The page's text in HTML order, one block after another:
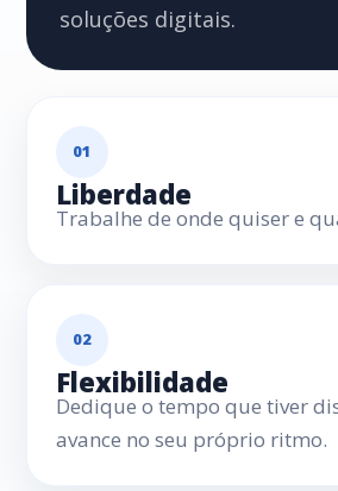
soluções digitais.
01
Liberdade
Trabalhe de onde quiser e
02
Flexibilidade
Dedique o tempo que tiver
avance no seu próprio ritmo.